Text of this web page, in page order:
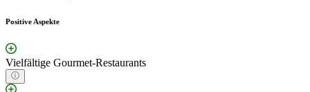
Positive Aspekte
Vielfältige Gourmet-Restaurants